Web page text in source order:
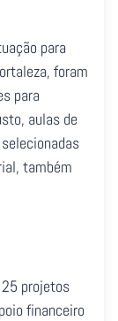
para
foram
para
aulas de
também
25 projetos
financeiro